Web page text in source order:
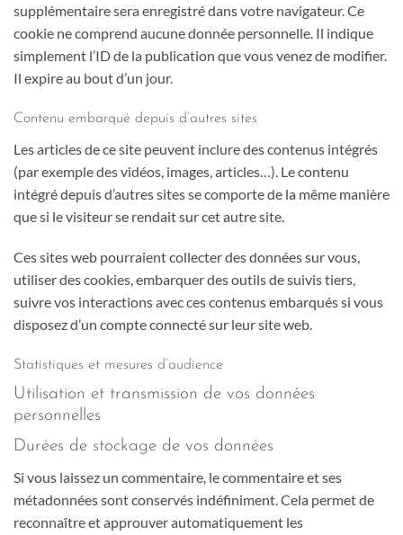
supplémentaire sera enregistré dans votre navigateur. Ce
cookie ne comprend aucune donnée personnelle. Il indique
simplement l’ID de la publication que vous venez de modifier.
Il expire au bout d’un jour.
Contenu embarqué depuis d’autres sites
Les articles de ce site peuvent inclure des contenus intégrés
(par exemple des vidéos, images, articles…). Le contenu
intégré depuis d’autres sites se comporte de la même manière
que si le visiteur se rendait sur cet autre site.
Ces sites web pourraient collecter des données sur vous,
utiliser des cookies, embarquer des outils de suivis tiers,
suivre vos interactions avec ces contenus embarqués si vous
disposez d’un compte connecté sur leur site web.
Statistiques et mesures d’audience
Utilisation et transmission de vos données
personnelles
Durées de stockage de vos données
Si vous laissez un commentaire, le commentaire et ses
métadonnées sont conservés indéfiniment. Cela permet de
reconnaître et approuver automatiquement les